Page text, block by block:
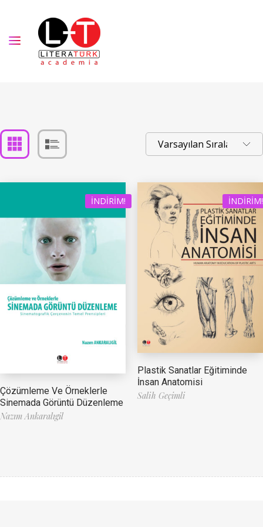
İNDIRIM!
Çözümleme Ve Örneklerle
Sinemada Görüntü Düzenleme
Nazım Ankaralıgil
İNDIRIM!
Plastik Sanatlar Eğitiminde
İnsan Anatomisi
Salih Geçimli